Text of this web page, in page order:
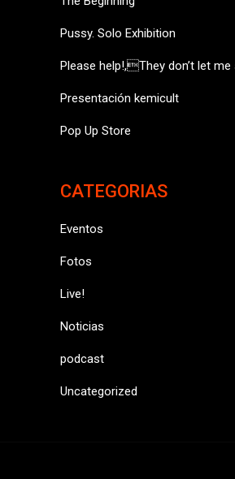
Pussy. Solo Exhibition
Please help!,They don’t let me
Presentación kemicult
Pop Up Store
CATEGORIAS
Eventos
Fotos
Live!
Noticias
podcast
Uncategorized